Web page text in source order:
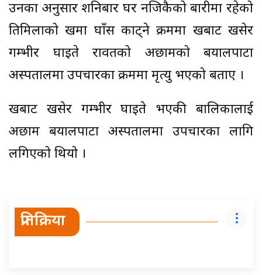
उनका अनुसार शनिबार घर नजिकैको बारीमा रहेको
तिमिलाको रूखमा घाँस काट्ने क्रममा रूखबाट खसेर
गम्भीर घाइते रावतको अछामको बयालपाटा
अस्पतालमा उपचारका क्रममा मृत्यु भएको बताए ।
रूखबाट खसेर गम्भीर घाइते भएकी बालिकालाई
अछाम बयालपाटा अस्पतालमा उपचारका लागि
लगिएको थियो ।
प्रतिक्रिया